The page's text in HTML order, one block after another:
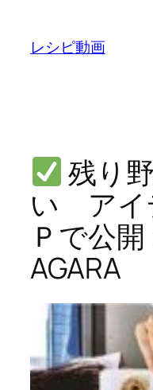
レシピ動画
残り
い アイ
Ｐで公
AGARA